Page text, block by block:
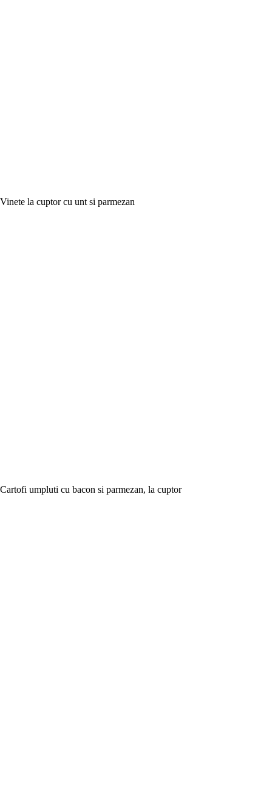
Vinete la cuptor cu unt si parmezan
Cartofi umpluti cu bacon si parmezan, la cuptor